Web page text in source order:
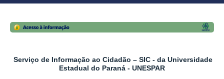
Serviço de Informação ao Cidadão – SIC - da Universidade
Estadual do Paraná - UNESPAR